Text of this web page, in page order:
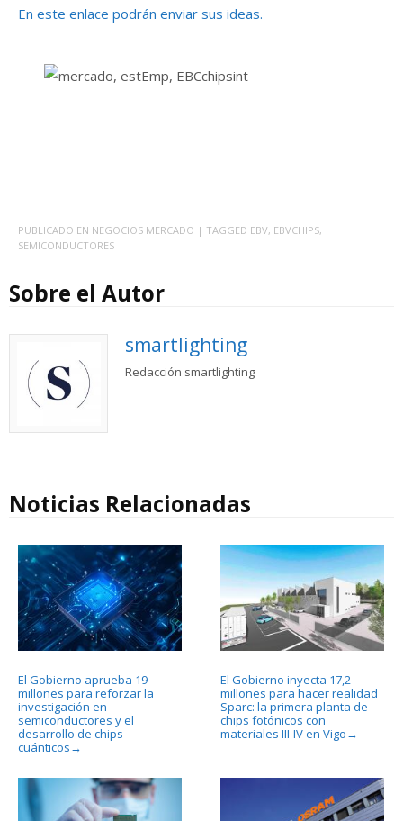
En este enlace podrán enviar sus ideas.
PUBLICADO EN NEGOCIOS MERCADO | TAGGED EBV, EBVCHIPS,
SEMICONDUCTORES
Sobre el Autor
smartlighting
Redacción smartlighting
Noticias Relacionadas
El Gobierno aprueba 19
millones para reforzar la
investigación en
semiconductores y el
desarrollo de chips
cuánticos →
El Gobierno inyecta 17,2
millones para hacer realidad
Sparc: la primera planta de
chips fotónicos con
materiales III-IV en Vigo →